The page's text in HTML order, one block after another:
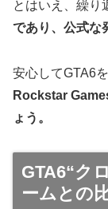
とはいえ、繰り
であり、公式な
安心してGTA6
Rockstar
ょう。
GTA6“ク
ームとの